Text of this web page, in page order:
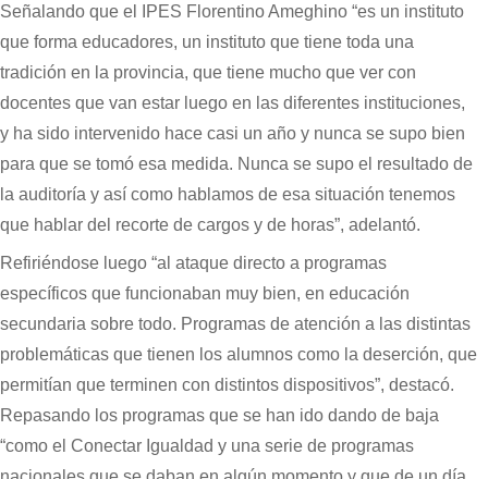
Señalando que el IPES Florentino Ameghino “es un instituto
que forma educadores, un instituto que tiene toda una
tradición en la provincia, que tiene mucho que ver con
docentes que van estar luego en las diferentes instituciones,
y ha sido intervenido hace casi un año y nunca se supo bien
para que se tomó esa medida. Nunca se supo el resultado de
la auditoría y así como hablamos de esa situación tenemos
que hablar del recorte de cargos y de horas”, adelantó.
Refiriéndose luego “al ataque directo a programas
específicos que funcionaban muy bien, en educación
secundaria sobre todo. Programas de atención a las distintas
problemáticas que tienen los alumnos como la deserción, que
permitían que terminen con distintos dispositivos”, destacó.
Repasando los programas que se han ido dando de baja
“como el Conectar Igualdad y una serie de programas